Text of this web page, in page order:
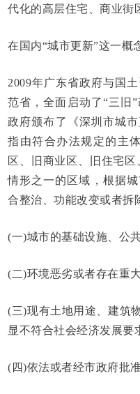
代化的高层住宅、商业街
在国内“城市更新”这一概
2009年广东省政府与国
范省，全面启动了“三旧
政府颁布了《深圳市城
指由符合办法规定的主
区、旧商业区、旧住宅
情形之一的区域，根据
合整治、功能改变或者拆
(一)城市的基础设施、公
(二)环境恶劣或者存在重
(三)现有土地用途、建筑
显不符合社会经济发展要
(四)依法或者经市政府批